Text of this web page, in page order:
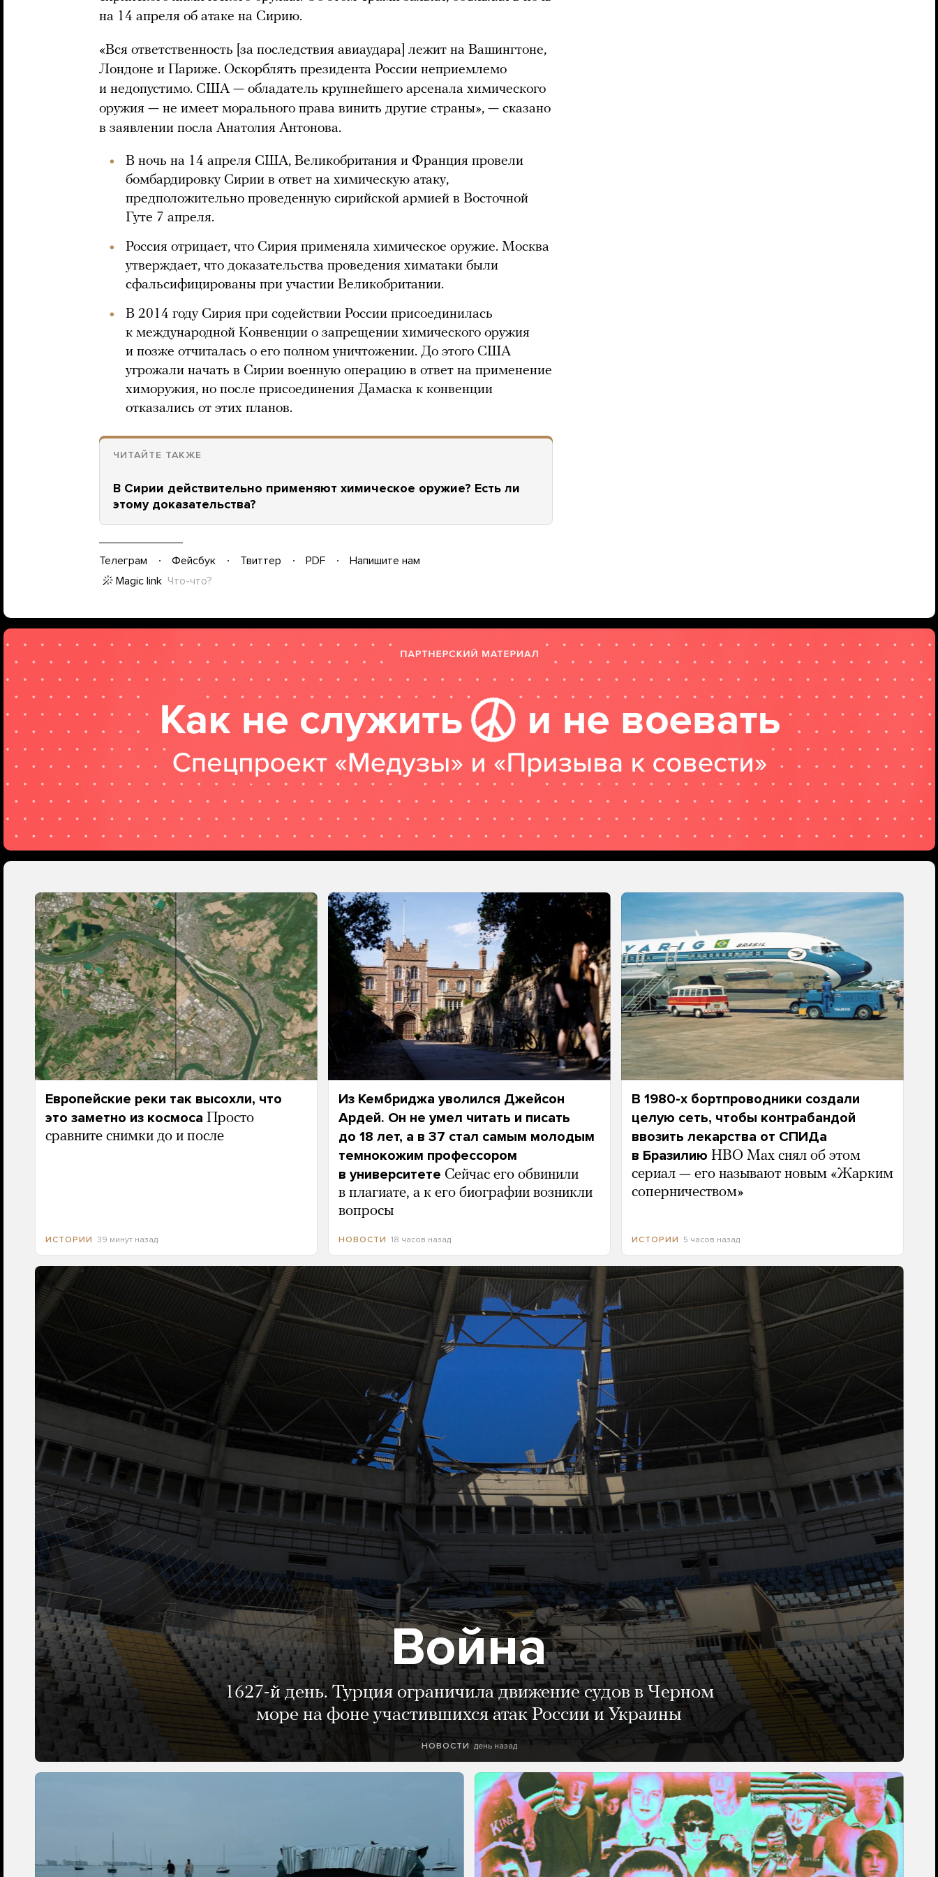
на 14 апреля об атаке на Сирию.
«Вся ответственность [за последствия авиаудара] лежит на Вашингтоне,
Лондоне и Париже. Оскорблять президента России неприемлемо
и недопустимо. США — обладатель крупнейшего арсенала химического
оружия — не имеет морального права винить другие страны», — сказано
в заявлении посла Анатолия Антонова.
В ночь на 14 апреля США, Великобритания и Франция провели
бомбардировку Сирии в ответ на химическую атаку,
предположительно проведенную сирийской армией в Восточной
Гуте 7 апреля.
Россия отрицает, что Сирия применяла химическое оружие. Москва
утверждает, что доказательства проведения химатаки были
сфальсифицированы при участии Великобритании.
В 2014 году Сирия при содействии России присоединилась
к международной Конвенции о запрещении химического оружия
и позже отчиталась о его полном уничтожении. До этого США
угрожали начать в Сирии военную операцию в ответ на применение
химоружия, но после присоединения Дамаска к конвенции
отказались от этих планов.
ЧИТАЙТЕ ТАКЖЕ
В Сирии действительно применяют химическое оружие? Есть ли
этому доказательства?
Телеграм Фейсбук Твиттер PDF
Напишите нам
Magic link Что-что?
Европейские реки так высохли, что
это заметно из космоса Просто
сравните снимки до и после
ИСТОРИИ 39 минут назад
Из Кембриджа уволился Джейсон
Ардей. Он не умел читать и писать
до 18 лет, а в 37 стал самым молодым
темнокожим профессором
в университете Сейчас его обвинили
в плагиате, а к его биографии возникли
вопросы
НОВОСТИ 18 часов назад
В 1980-х бортпроводники создали
целую сеть, чтобы контрабандой
ввозить лекарства от СПИДа
в Бразилию HBO Max снял об этом
сериал — его называют новым «Жарким
соперничеством»
ИСТОРИИ 5 часов назад
Война
1627-й день. Турция ограничила движение судов в Черном
море на фоне участившихся атак России и Украины
НОВОСТИ день назад